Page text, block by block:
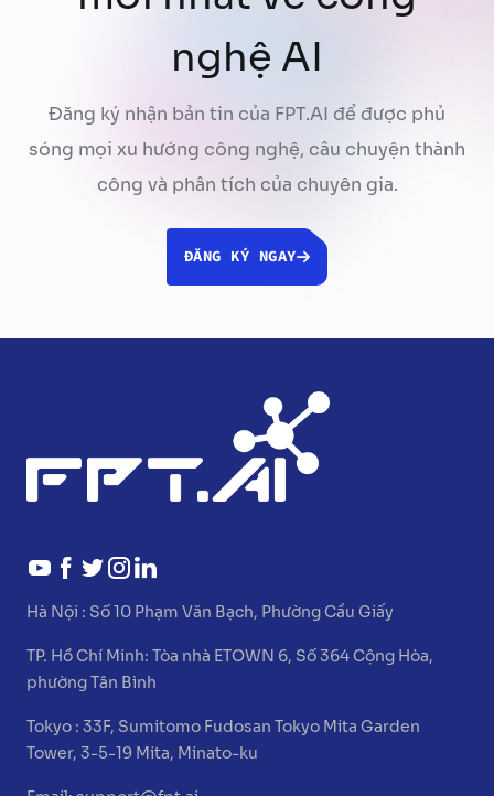
nghệ AI
Đăng ký nhận bản tin của FPT.AI để được phủ
sóng mọi xu hướng công nghệ, câu chuyện thành
công và phân tích của chuyên gia.
ĐĂNG KÝ NGAY
Hà Nội : Số 10 Phạm Văn Bạch, Phường Cầu Giấy
TP. Hồ Chí Minh:Tòa nhà ETOWN 6, Số 364 Cộng Hòa,
phường Tân Bình
Tokyo :33F, Sumitomo Fudosan Tokyo Mita Garden
Tower, 3-5-19 Mita, Minato-ku